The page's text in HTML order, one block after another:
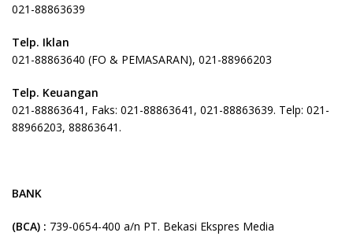
021-88863639
Telp. Iklan
021-88863640 (FO & PEMASARAN), 021-88966203
Telp. Keuangan
021-88863641, Faks: 021-88863641, 021-88863639. Telp: 021-
88966203, 88863641.
BANK
(BCA) : 739-0654-400 a/n PT. Bekasi Ekspres Media